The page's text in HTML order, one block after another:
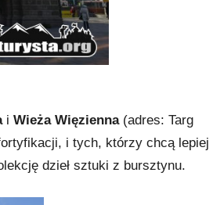
iWieża Więzienna (adres: Targ
i tych, którzy chcą lepiej
dzieł sztuki z bursztynu.